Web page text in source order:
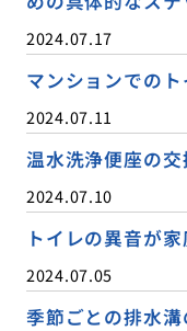
2024.07.17
マンションでの
2024.07.11
温水洗浄便座の
2024.07.10
トイレの異音が
2024.07.05
季節ごとの排水